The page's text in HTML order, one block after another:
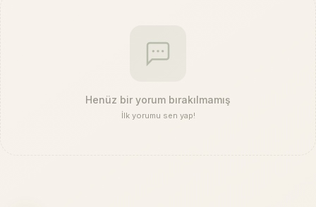
Henüz bir yorum bırakılmamış
İlk yorumu sen yap!